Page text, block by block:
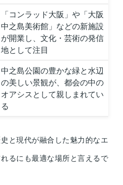
「コンラッド大阪」や「大阪
中之島美術館」などの新施設
が開業し、文化・芸術の発信
地として注目
中之島公園の豊かな緑と水辺
の美しい景観が、都会の中の
オアシスとして親しまれてい
る
と現代が融合した魅力的なエ
るにも最適な場所と言えるで